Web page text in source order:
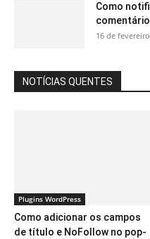
Como
16 de
NOTÍCIAS QUENTES
Plugins WordPress
Como adicionar os campos
de título e NoFollow no pop-